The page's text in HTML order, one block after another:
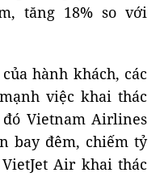
tăng 18% so với
hành khách, các
việc khai thác
đó Vietnam Airlines
bay đêm, chiếm tỷ
Air khai thác